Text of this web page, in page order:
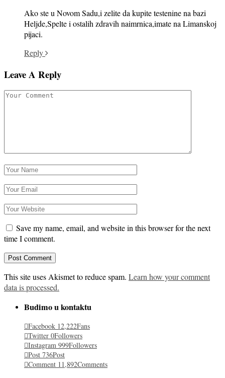
Ako ste u Novom Sadu,i zelite da kupite testenine na bazi
Heljde,Spelte i ostalih zdravih naimrnica,imate na Limanskoj
pijaci.
Reply
Leave A Reply
Save my name, email, and website in this browser for the next
time I comment.
This site uses Akismet to reduce spam. Learn how your comment
data is processed.
Budimo u kontaktu
Facebook 12,222Fans
Twitter 0Followers
Instagram 999Followers
Post 736Post
Comment 11,892Comments